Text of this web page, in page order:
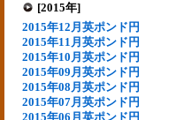
[2015年]
2015年12月英ポンド円
2015年11月英ポンド円
2015年10月英ポンド円
2015年09月英ポンド円
2015年08月英ポンド円
2015年07月英ポンド円
2015年06月英ポンド円